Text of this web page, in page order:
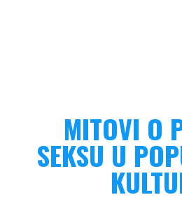
MITOVI O
SEKSU U